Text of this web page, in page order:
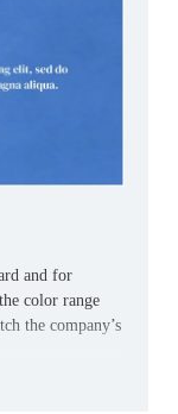
and for
color range
the company’s